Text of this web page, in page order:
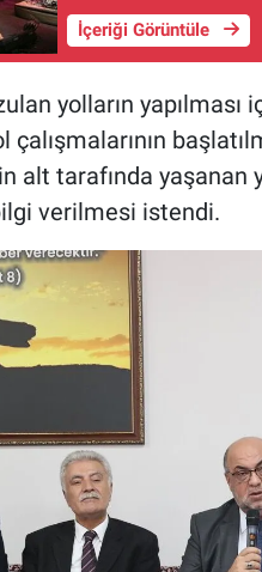
İçeriği Görüntüle
yolların yapılması
çalışmalarının
alt tarafında
verilmesi istendi.